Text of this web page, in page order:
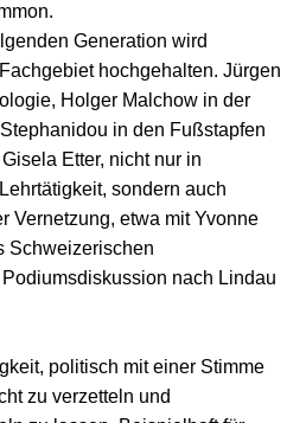
Generation wird
hochgehalten. Jürgen
Holger Malchow in der
in den Fußstapfen
Etter, nicht nur in
sondern auch
Vernetzung, etwa mit Yvonne
Schweizerischen
nach Lindau
politisch mit einer Stimme
zu verzetteln und